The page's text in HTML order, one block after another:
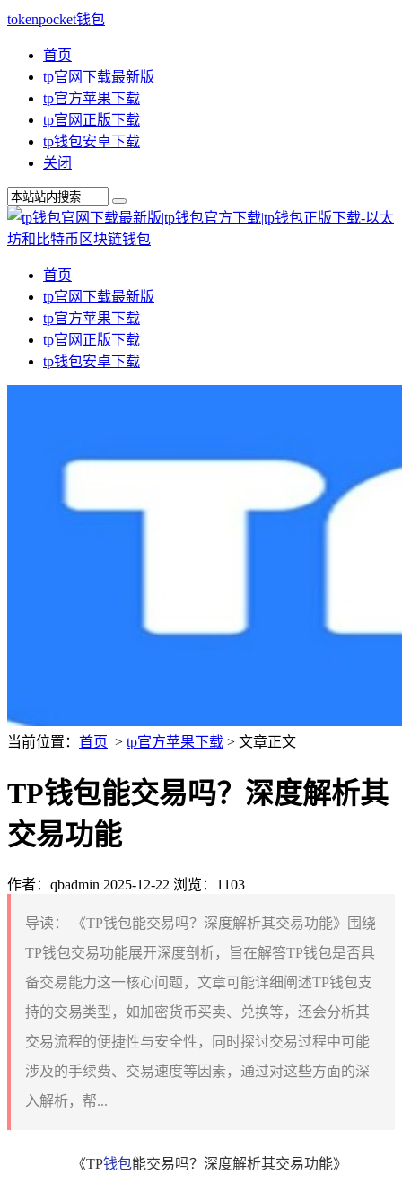
tokenpocket钱包
首页
tp官网下载最新版
tp官方苹果下载
tp官网正版下载
tp钱包安卓下载
关闭
首页
tp官网下载最新版
tp官方苹果下载
tp官网正版下载
tp钱包安卓下载
当前位置： 首页 > tp官方苹果下载 > 文章正文
TP钱包能交易吗？深度解析其
交易功能
作者：qbadmin 2025-12-22 浏览：1103
导读：
《TP钱包能交易吗？深度解析其交易功能》围绕
TP钱包交易功能展开深度剖析，旨在解答TP钱包是否具
备交易能力这一核心问题，文章可能详细阐述TP钱包支
持的交易类型，如加密货币买卖、兑换等，还会分析其
交易流程的便捷性与安全性，同时探讨交易过程中可能
涉及的手续费、交易速度等因素，通过对这些方面的深
入解析，帮...
《TP钱包能交易吗？深度解析其交易功能》